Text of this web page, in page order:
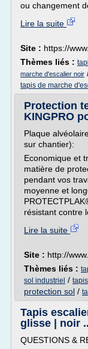
ou changement
Lire la suite
Site : https://
Thèmes liés :
marche d'escalier noir
tapis de marche
Protection
KINGPRO
Plaque
sur chantier):
Economique et
matière de
pendant vos
moyenne et
résistant contre
Lire la suite
Site : http://
Thèmes liés :
sol industriel /
protection sol /
Tapis
glisse | noir
QUESTIONS &